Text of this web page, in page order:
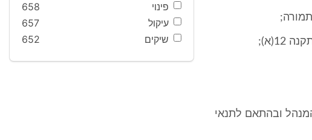
ובהתאם לתנאי
פינוי
658
עיקול
657
שיקים
652